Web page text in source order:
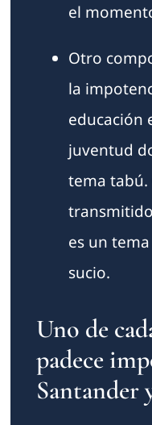
el
Otro
la
educación
juventud
tema tabú.
es un
sucio.
Uno de
padece
Santander